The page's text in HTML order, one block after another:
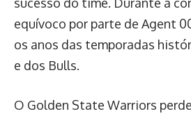
equívoco por parte de Agent
os anos das temporadas
e dos Bulls.
O Golden State Warriors